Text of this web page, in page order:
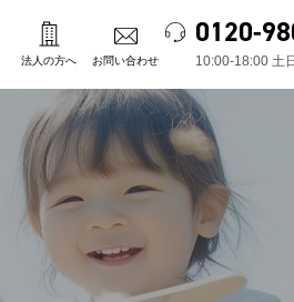
0120-
10:00-18:00 ⼟
法人の方へ お問い合わせ